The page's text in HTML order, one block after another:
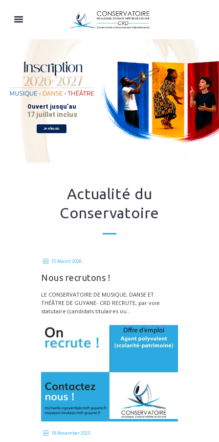
Actualité du
Conservatoire
10 March 2026
Nous recrutons !
LE CONSERVATOIRE DE MUSIQUE, DANSE ET
THÉÂTRE DE GUYANE- CRD RECRUTE, par voie
statutaire (candidats titulaires ou...
18 November 2025